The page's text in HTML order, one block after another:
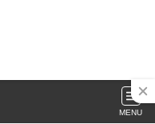
MENU